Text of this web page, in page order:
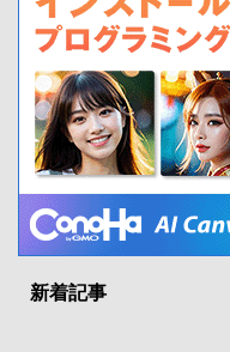
新着記事